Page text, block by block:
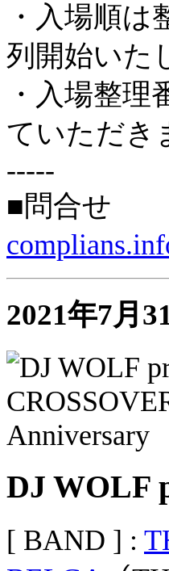
・入場順
列開始いた
・入場整
ていただき
-----
■問合せ
2021年7月
DJ WOLF
[ BAND ] :